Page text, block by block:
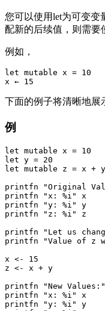
您可以使用let为可变变
配新的后续值，则需要
例如，
let mutable x = 10
下面的例子将清晰地展
例
let mutable x = 10
let y = 20
let mutable z = x + y
printfn "Original
printfn "x: %i" x
printfn "y: %i" y
printfn "z: %i" z
printfn "Let us
printfn "Value of z
x <- 15
z <- x + y
printfn "New Values:"
printfn "x: %i" x
printfn "y: %i" y